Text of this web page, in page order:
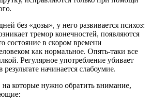
без «дозы», у него развивается психоз:
тремор конечностей, появляются
состояние в скором времени
как нормальное. Опять-таки все
Регулярное употребление убивает
начинается слабоумие.
которые нужно обратить внимание,